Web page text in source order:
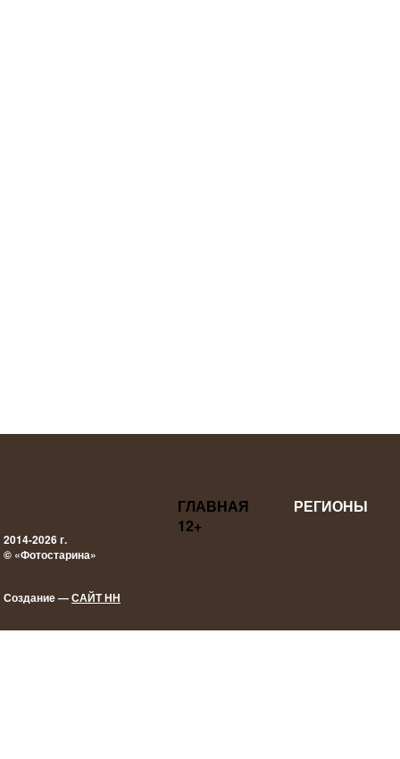
2014-2026 г.
© «Фотостарина»
Создание —САЙТ НН
ГЛАВНАЯ
РЕГИОНЫ
12+